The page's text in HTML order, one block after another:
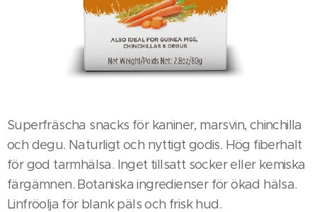
Superfräscha snacks för kaniner, marsvin, chinchilla
och degu. Naturligt och nyttigt godis. Hög fiberhalt
för god tarmhälsa. Inget tillsatt socker eller kemiska
färgämnen. Botaniska ingredienser för ökad hälsa.
Linfröolja för blank päls och frisk hud.